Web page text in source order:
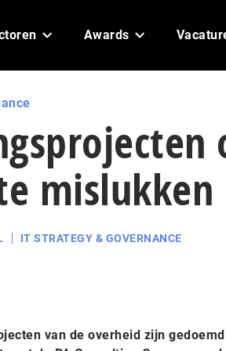
Awards
mislukken
IT STRATEGY & GOVERNANCE
van de overheid zijn